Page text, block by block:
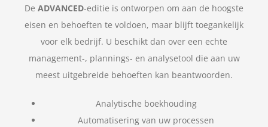
De ADVANCED-editie is ontworpen om aan de hoogste
eisen en behoeften te voldoen, maar blijft toegankelijk
voor elk bedrijf. U beschikt dan over een echte
management-, plannings- en analysetool die aan uw
meest uitgebreide behoeften kan beantwoorden.
Analytische boekhouding
Automatisering van uw processen